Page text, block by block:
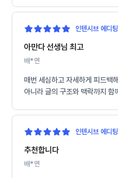
인텐시브 에디팅
아만다 선생님 최고
배*연
매번 세심하고 자세하게 피드백
아니라 글의 구조와 맥락까지 함
인텐시브 에디팅
추천합니다
배*연